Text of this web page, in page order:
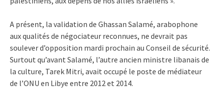
A présent, la validation de Ghassan Salamé, arabophone
aux qualités de négociateur reconnues, ne devrait pas
soulever d’opposition mardi prochain au Conseil de sécurité.
Surtout qu’avant Salamé, l’autre ancien ministre libanais de
la culture, Tarek Mitri, avait occupé le poste de médiateur
de l’ONU en Libye entre 2012 et 2014.